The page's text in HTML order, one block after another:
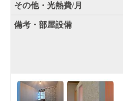
その他・光熱費/月
備考・部屋設備